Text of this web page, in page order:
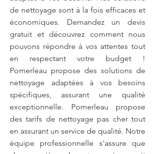
de nettoyage sont à la fois efficaces et
économiques. Demandez un devis
gratuit et découvrez comment nous
pouvons répondre à vos attentes tout
en respectant votre budget !
Pomerleau propose des solutions de
nettoyage adaptées à vos besoins
spécifiques, assurant une qualité
exceptionnelle. Pomerleau propose
des tarifs de nettoyage pas cher tout
en assurant un service de qualité. Notre
équipe professionnelle s'assure que